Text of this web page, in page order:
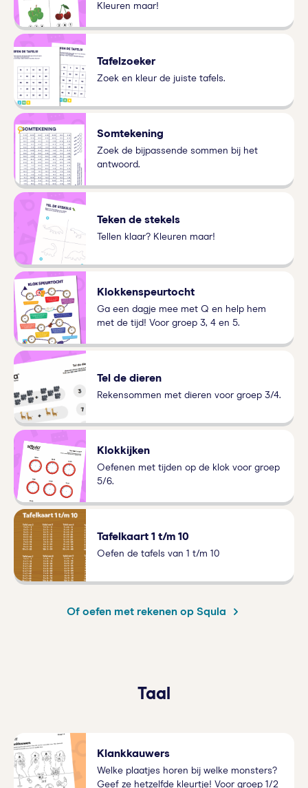
Kleuren maar!
Tafelzoeker
Zoek en kleur de juiste tafels.
Somtekening
Zoek de bijpassende sommen bij het
antwoord.
Teken de stekels
Tellen klaar? Kleuren maar!
Klokkenspeurtocht
Ga een dagje mee met Q en help hem
met de tijd! Voor groep 3, 4 en 5.
Tel de dieren
Rekensommen met dieren voor groep 3/4.
Klokkijken
Oefenen met tijden op de klok voor groep
5/6.
Tafelkaart 1 t/m 10
Oefen de tafels van 1 t/m 10
Of oefen met rekenen op Squla
Taal
Klankkauwers
Welke plaatjes horen bij welke monsters?
Geef ze hetzelfde kleurtje! Voor groep 1/2